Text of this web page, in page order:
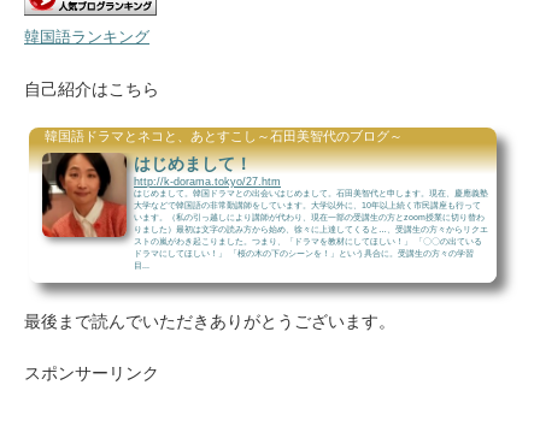
韓国語ランキング
自己紹介はこちら
韓国語ドラマとネコと、あとすこし～石田美智代のブログ～
はじめまして！
http://k-dorama.tokyo/27.htm
はじめまして。韓国ドラマとの出会いはじめまして。石田美智代と申します。現在、慶應義塾
大学などで韓国語の非常勤講師をしています。大学以外に、10年以上続く市民講座も行って
います。（私の引っ越しにより講師が代わり、現在一部の受講生の方とzoom授業に切り替わ
りました）最初は文字の読み方から始め、徐々に上達してくると…、受講生の方々からリクエ
ストの嵐がわき起こりました。つまり、「ドラマを教材にしてほしい！」 「〇〇の出ている
ドラマにしてほしい！」 「桜の木の下のシーンを！」という具合に。受講生の方々の学習
目...
最後まで読んでいただきありがとうございます。
スポンサーリンク